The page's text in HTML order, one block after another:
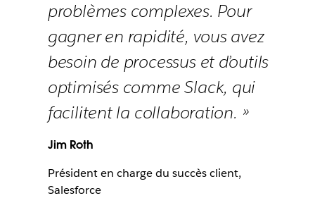
problèmes complexes. Pour
gagner en rapidité, vous avez
besoin de processus et d’outils
optimisés comme Slack, qui
facilitent la collaboration. »
Jim Roth
Président en charge du succès client,
Salesforce